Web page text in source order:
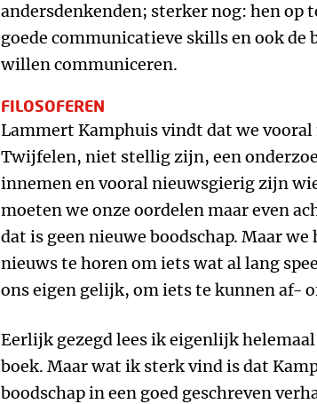
andersdenkenden; sterker nog: hen op
goede communicatieve skills en ook de
willen communiceren.
FILOSOFEREN
Lammert Kamphuis vindt dat we
Twijfelen, niet stellig zijn, een
innemen en vooral nieuwsgierig zijn
moeten we onze oordelen maar even
dat is geen nieuwe boodschap. Maar
nieuws te horen om iets wat al lang
ons eigen gelijk, om iets te kunnen af-
Eerlijk gezegd lees ik eigenlijk
boek. Maar wat ik sterk vind is dat
boodschap in een goed geschreven